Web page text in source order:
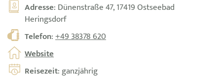
Adresse: Dünenstraße 47, 17419 Ostseebad
Heringsdorf
Telefon:+49 38378 620
Website
Reisezeit: ganzjährig